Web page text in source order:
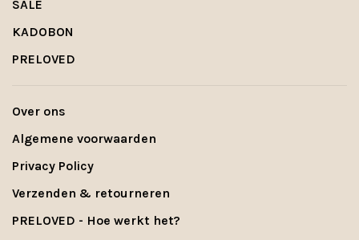
SALE
KADOBON
PRELOVED
Over ons
Algemene voorwaarden
Privacy Policy
Verzenden & retourneren
PRELOVED - Hoe werkt het?